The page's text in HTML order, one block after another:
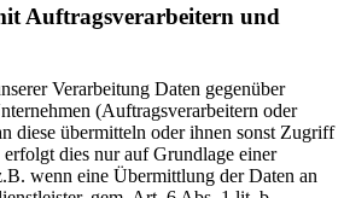
Auftragsverarbeitern und
Verarbeitung Daten gegenüber
(Auftragsverarbeitern oder
diese übermitteln oder ihnen sonst Zugriff
dies nur auf Grundlage einer
wenn eine Übermittlung der Daten an